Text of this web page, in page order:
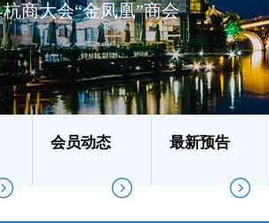
商大会“金凤凰”商会
会员动态 最新预告